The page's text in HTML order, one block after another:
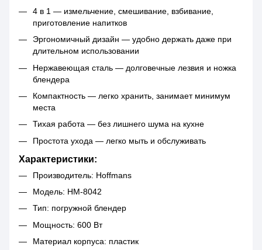
4 в 1 — измельчение, смешивание, взбивание,
приготовление напитков
Эргономичный дизайн — удобно держать даже при
длительном использовании
Нержавеющая сталь — долговечные лезвия и ножка
блендера
Компактность — легко хранить, занимает минимум
места
Тихая работа — без лишнего шума на кухне
Простота ухода — легко мыть и обслуживать
Характеристики:
Производитель: Hoffmans
Модель: HM-8042
Тип: погружной блендер
Мощность: 600 Вт
Материал корпуса: пластик